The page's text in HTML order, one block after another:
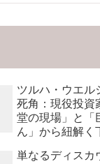
ツルハ・ウエル
死角：現役投資
堂の現場」と「
ん」から紐解く
単なるディスカ